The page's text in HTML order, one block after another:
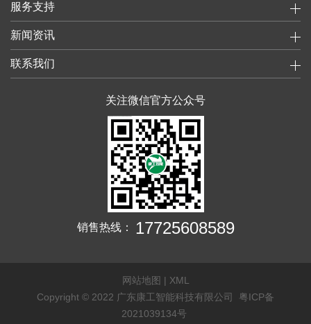
服务支持
新闻资讯
联系我们
关注微信官方公众号
销售热线： 17725608589
网站地图 | XML
Copyright © 2022 广东康工智能科技有限公司
粤ICP备
2021039134号